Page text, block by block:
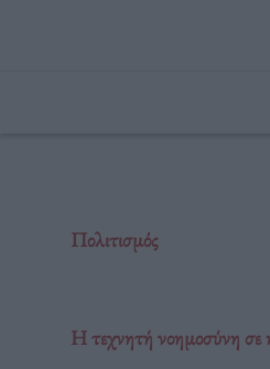
Πολιτισμός
Η τεχνητή νοημοσύνη σε